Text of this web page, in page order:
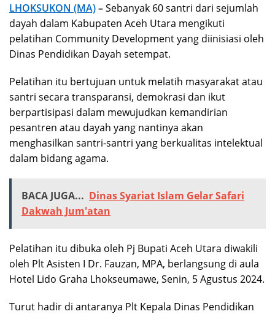
LHOKSUKON (MA)–Sebanyak 60 santri dari sejumlah
dayah dalam Kabupaten Aceh Utara mengikuti
pelatihan Community Development yang diinisiasi oleh
Dinas Pendidikan Dayah setempat.
Pelatihan itu bertujuan untuk melatih masyarakat atau
santri secara transparansi, demokrasi dan ikut
berpartisipasi dalam mewujudkan kemandirian
pesantren atau dayah yang nantinya akan
menghasilkan santri-santri yang berkualitas intelektual
dalam bidang agama.
BACA JUGA... Dinas Syariat Islam Gelar Safari
Dakwah Jum'atan
Pelatihan itu dibuka oleh Pj Bupati Aceh Utara diwakili
oleh Plt Asisten I Dr. Fauzan, MPA, berlangsung di aula
Hotel Lido Graha Lhokseumawe, Senin, 5 Agustus 2024.
Turut hadir di antaranya Plt Kepala Dinas Pendidikan